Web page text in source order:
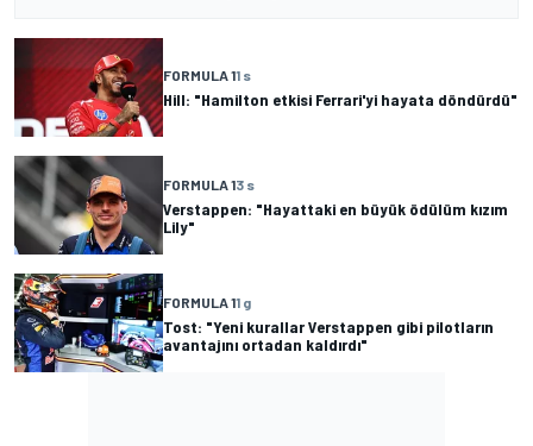
FORMULA 11 s
Hill: "Hamilton etkisi Ferrari'yi hayata döndürdü"
FORMULA 13 s
Verstappen: "Hayattaki en büyük ödülüm kızım
Lily"
FORMULA 11 g
Tost: "Yeni kurallar Verstappen gibi pilotların
avantajını ortadan kaldırdı"